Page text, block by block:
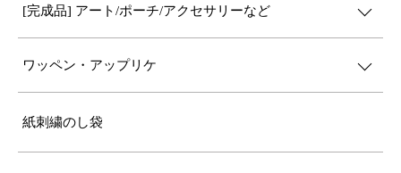
[完成品] アート/ポーチ/アクセサリーなど
ワッペン・アップリケ
紙刺繍のし袋